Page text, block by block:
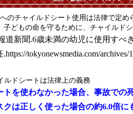
のチャイルドシート使用は法律で定
子どもの命を守るために、チャイルド
道新聞.6歳未満の幼児に使用す
tokyonewsmedia.com/archives/
ルドシートは法律上の義務
トを使わなかった場合、事故での
クは正しく使った場合の約6.0倍に